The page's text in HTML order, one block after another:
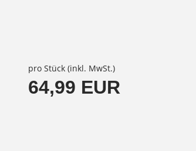
pro Stück (inkl. MwSt.)
64,99 EUR